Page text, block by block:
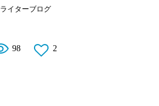
ライターブログ
98 2